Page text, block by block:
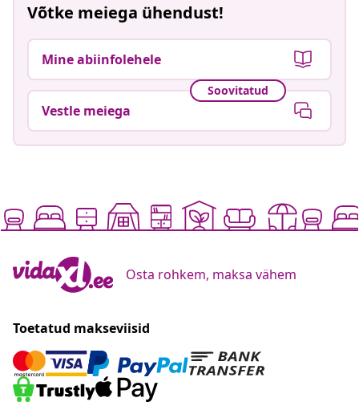
Võtke meiega ühendust!
Mine abiinfolehele
Soovitatud
Vestle meiega
Osta rohkem, maksa vähem
Toetatud makseviisid